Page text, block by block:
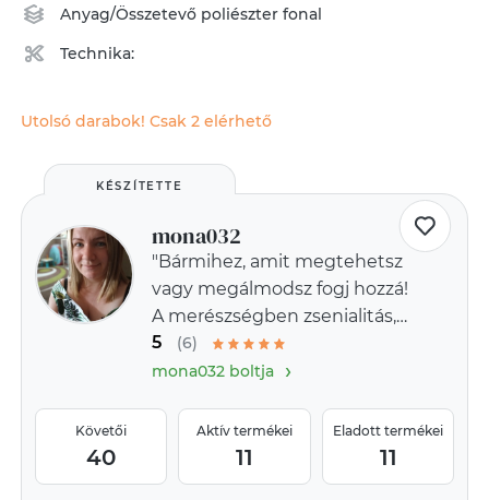
Anyag/Összetevő poliészter fonal
Technika:
Utolsó darabok! Csak 2 elérhető
KÉSZÍTETTE
mona032
"Bármihez, amit megtehetsz
vagy megálmodsz fogj hozzá!
A merészségben zsenialitás,
erő és varázslat rejlik.?
(Goethe)
5
(6)
mona032 boltja›
Követői
40
Aktív termékei
11
Eladott termékei
11